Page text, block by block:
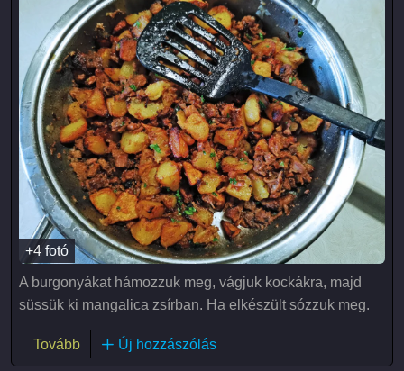
+4 fotó
A burgonyákat hámozzuk meg, vágjuk kockákra, majd
süssük ki mangalica zsírban. Ha elkészült sózzuk meg.
Tovább(Brassói aprópecsenye)
Új hozzászólás